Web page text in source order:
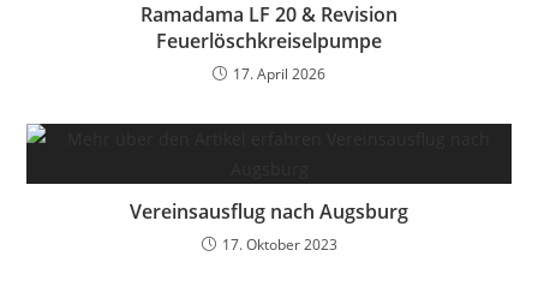
Ramadama LF 20 & Revision
Feuerlöschkreiselpumpe
17. April 2026
Vereinsausflug nach Augsburg
17. Oktober 2023